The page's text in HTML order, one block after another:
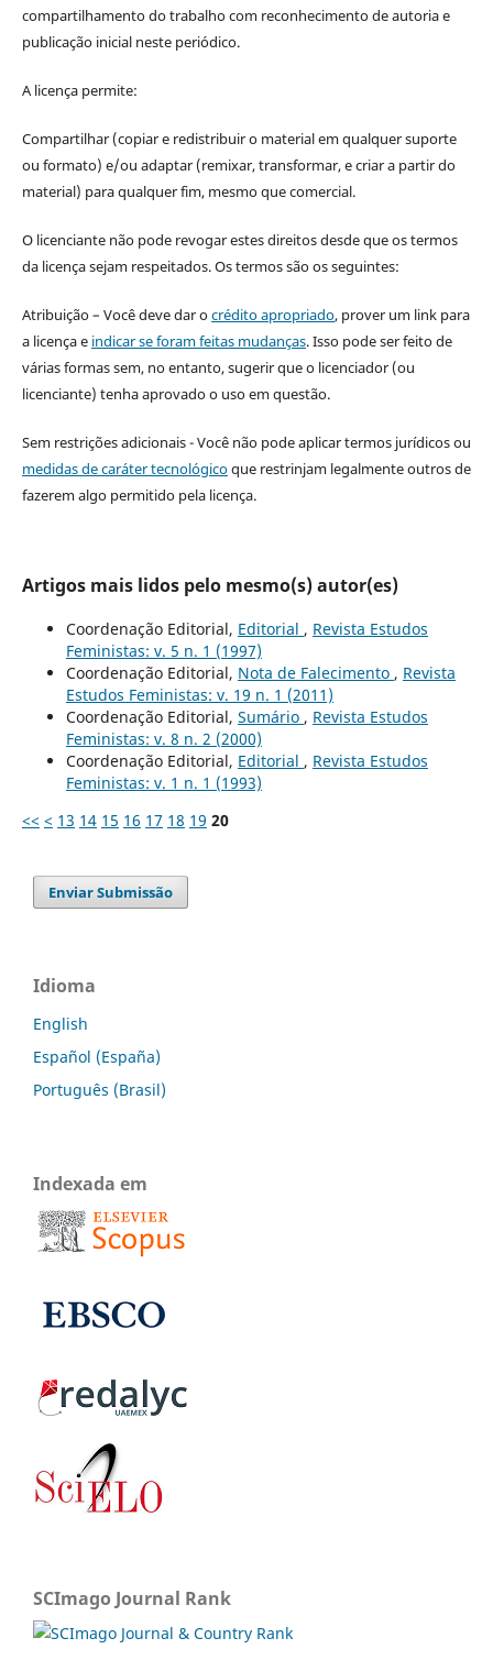
compartilhamento do trabalho com reconhecimento de autoria e
publicação inicial neste periódico.
A licença permite:
Compartilhar (copiar e redistribuir o material em qualquer suporte
ou formato) e/ou adaptar (remixar, transformar, e criar a partir do
material) para qualquer fim, mesmo que comercial.
O licenciante não pode revogar estes direitos desde que os termos
da licença sejam respeitados. Os termos são os seguintes:
Atribuição – Você deve dar ocrédito apropriado, prover um link para
a licença e indicar se foram feitas mudanças. Isso pode ser feito de
várias formas sem, no entanto, sugerir que o licenciador (ou
licenciante) tenha aprovado o uso em questão.
Sem restrições adicionais - Você não pode aplicar termos jurídicos ou
medidas de caráter tecnológicoque restrinjam legalmente outros de
fazerem algo permitido pela licença.
Artigos mais lidos pelo mesmo(s) autor(es)
Coordenação Editorial, Editorial , Revista Estudos
Feministas: v. 5 n. 1 (1997)
Coordenação Editorial, Nota de Falecimento , Revista
Estudos Feministas: v. 19 n. 1 (2011)
Coordenação Editorial, Sumário , Revista Estudos
Feministas: v. 8 n. 2 (2000)
Coordenação Editorial, Editorial , Revista Estudos
Feministas: v. 1 n. 1 (1993)
<< < 13 14 15 16 17 18 19 20
Enviar Submissão
Idioma
English
Español (España)
Português (Brasil)
Indexada em
SCImago Journal Rank